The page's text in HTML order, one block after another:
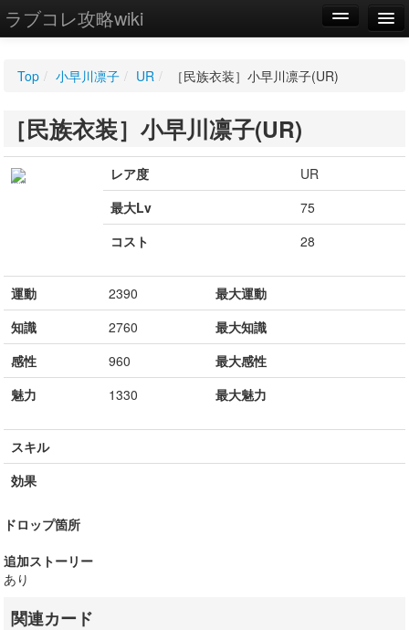
ラブコレ攻略wiki
WIKI
設定
Top / 小早川凛子 / UR / ［民族衣装］小早川凛子(UR)
［民族衣装］小早川凛子(UR)
レア度
UR
最大Lv
75
コスト
28
運動 2390
最大運動
知識
2760
最大知識
感性
960
最大感性
魅力
1330 最大魅力
スキル
効果
ドロップ箇所
追加ストーリー
あり
関連カード